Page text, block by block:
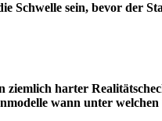
Schwelle sein, bevor der
ziemlich harter
wann unter